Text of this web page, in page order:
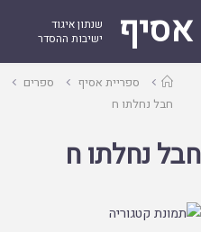
אסיף
שנתון איגוד
ישיבות ההסדר
עמוד
ראשי
ספריית אסיף ספרים
חבל נחלתו ח
חבל נחלתו ח